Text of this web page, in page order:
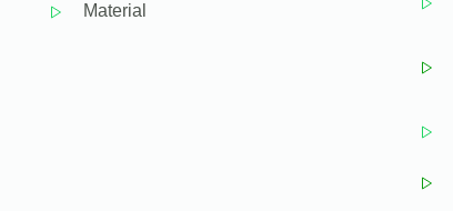
Material